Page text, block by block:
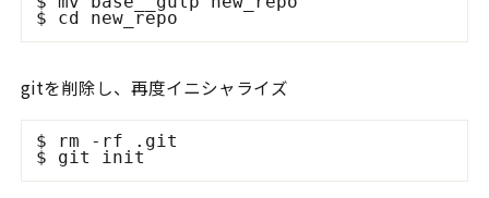
gitを削除し、再度イニシャライズ
$ rm -rf .git